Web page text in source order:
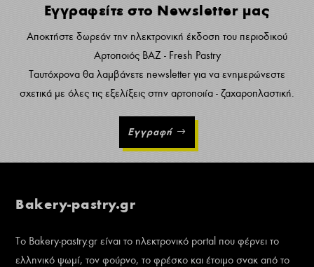
Εγγραφείτε στο Newsletter μας
Αποκτήστε δωρεάν την ηλεκτρονική έκδοση του περιοδικού
Αρτοποιός ΒΑΖ - Fresh Pastry
Ταυτόχρονα θα λαμβάνετε newsletter για να ενημερώνεστε
σχετικά με όλες τις εξελίξεις στην αρτοποιία - ζαχαροπλαστική.
Εγγραφή
Bakery-pastry.gr
Το Bakery-pastry.gr είναι το ηλεκτρονικό portal που φέρνει το
ελληνικό ψωμί, τον φούρνο, το φρέσκο και έτοιμο σνακ από το